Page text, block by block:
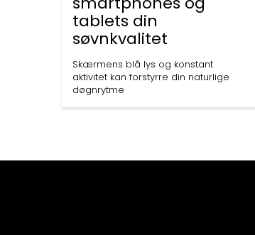
tablets din
søvnkvalitet
Skærmens blå lys og konstant
aktivitet kan forstyrre din naturlige
døgnrytme